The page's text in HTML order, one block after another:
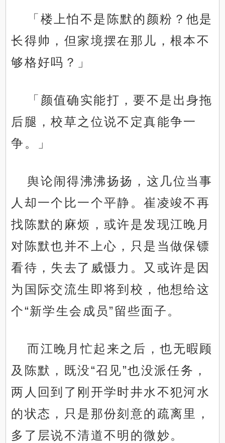
「楼上怕不是陈默的颜粉？他是
长得帅，但家境摆在那儿，根本不
够格好吗？」
「颜值确实能打，要不是出身拖
后腿，校草之位说不定真能争一
争。」
舆论闹得沸沸扬扬，这几位当事
人却一个比一个平静。崔凌竣不再
找陈默的麻烦，或许是发现江晚月
对陈默也并不上心，只是当做保镖
看待，失去了威慑力。又或许是因
为国际交流生即将到校，他想给这
个“新学生会成员”留些面子。
而江晚月忙起来之后，也无暇顾
及陈默，既没“召见”也没派任务，
两人回到了刚开学时井水不犯河水
的状态，只是那份刻意的疏离里，
多了层说不清道不明的微妙。